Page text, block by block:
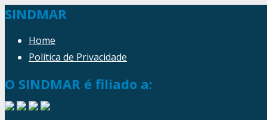
SINDMAR
Home
Política de Privacidade
O SINDMAR é filiado a: